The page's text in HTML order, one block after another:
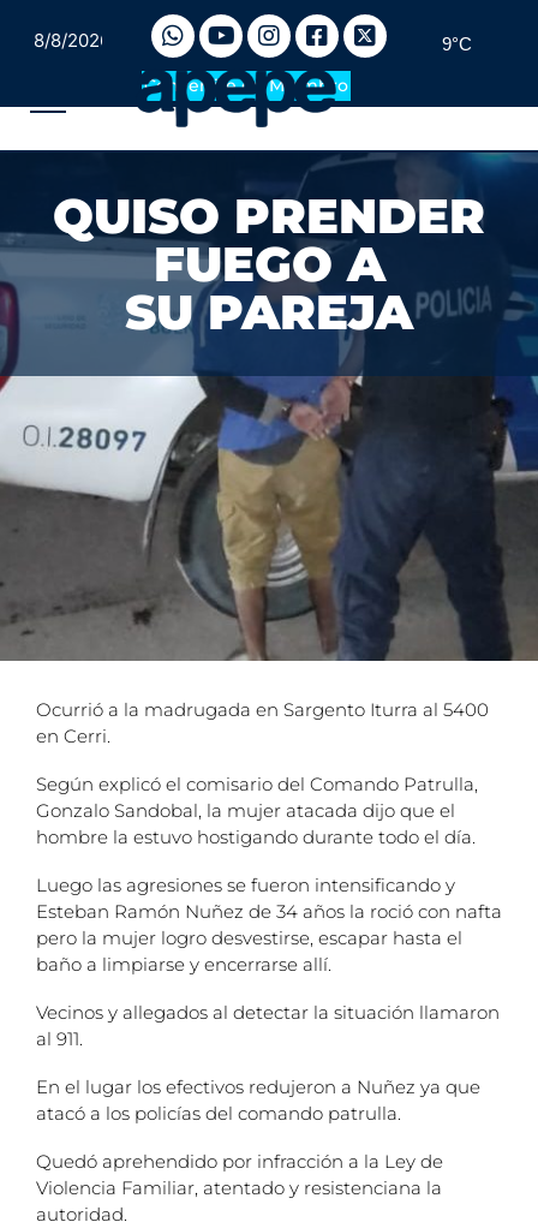
8/8/2026 9°C
Convertite en Miembro
QUISO PRENDER
FUEGO A
SU PAREJA
Ocurrió a la madrugada en Sargento Iturra al 5400
en Cerri.
Según explicó el comisario del Comando Patrulla,
Gonzalo Sandobal, la mujer atacada dijo que el
hombre la estuvo hostigando durante todo el día.
Luego las agresiones se fueron intensificando y
Esteban Ramón Nuñez de 34 años la roció con nafta
pero la mujer logro desvestirse, escapar hasta el
baño a limpiarse y encerrarse allí.
Vecinos y allegados al detectar la situación llamaron
al 911.
En el lugar los efectivos redujeron a Nuñez ya que
atacó a los policías del comando patrulla.
Quedó aprehendido por infracción a la Ley de
Violencia Familiar, atentado y resistenciana la
autoridad.